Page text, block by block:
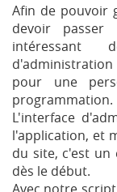
Afin de pouvoir
devoir
intéressant
pour une
programmation.
L'interface
l'application, et
du site, c'est
dès le début.